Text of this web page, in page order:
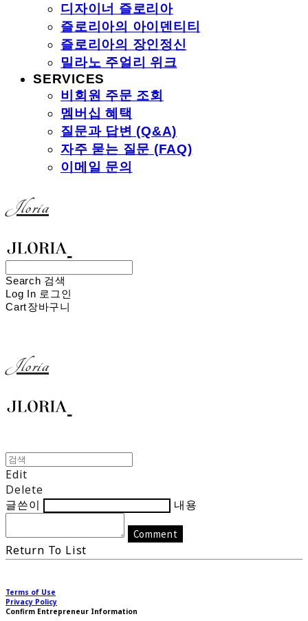
디자이너 즐로리아
즐로리아의 아이덴티티
즐로리아의 장인정신
밀라노 주얼리 위크
SERVICES
비회원 주문 조회
멤버십 혜택
질문과 답변 (Q&A)
자주 묻는 질문 (FAQ)
이메일 문의
Jloria
Search 검색
Log In 로그인
Cart장바구니
Jloria
Edit
Delete
글쓴이
내용
Comment
Return To List
Terms of Use
Privacy Policy
Confirm Entrepreneur Information